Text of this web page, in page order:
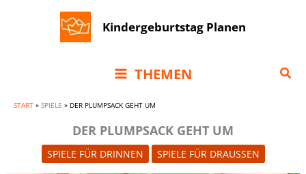
Kindergeburtstag Planen
THEMEN
START » SPIELE » DER PLUMPSACK GEHT UM
DER PLUMPSACK GEHT UM
SPIELE FÜR DRINNEN SPIELE FÜR DRAUSSEN